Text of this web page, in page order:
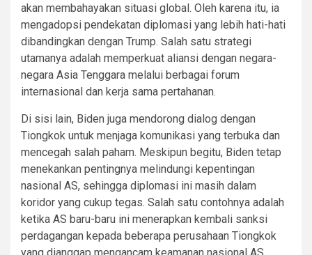
akan membahayakan situasi global. Oleh karena itu, ia
mengadopsi pendekatan diplomasi yang lebih hati-hati
dibandingkan dengan Trump. Salah satu strategi
utamanya adalah memperkuat aliansi dengan negara-
negara Asia Tenggara melalui berbagai forum
internasional dan kerja sama pertahanan.
Di sisi lain, Biden juga mendorong dialog dengan
Tiongkok untuk menjaga komunikasi yang terbuka dan
mencegah salah paham. Meskipun begitu, Biden tetap
menekankan pentingnya melindungi kepentingan
nasional AS, sehingga diplomasi ini masih dalam
koridor yang cukup tegas. Salah satu contohnya adalah
ketika AS baru-baru ini menerapkan kembali sanksi
perdagangan kepada beberapa perusahaan Tiongkok